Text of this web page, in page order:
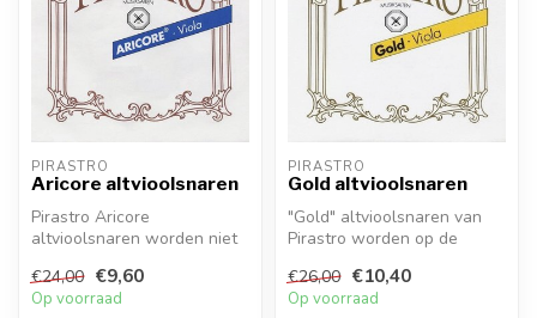
PIRASTRO
Aricore altvioolsnaren
Pirastro Aricore
altvioolsnaren worden niet
gefabriceerd. E...
€24,00 €9,60
Op voorraad
PIRASTRO
Gold altvioolsnaren
"Gold" altvioolsnaren van
Pirastro worden op de
hand g...
€26,00 €10,40
Op voorraad